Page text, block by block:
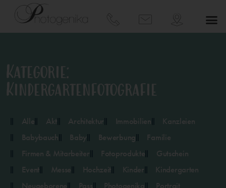
Kategorie:
Kindergartenfotografie
Alle Akt Architektur Immobilien
Kanzleien
Babybauch
Baby Bewerbung
Familie
Firmen & Mitarbeiter
Fotoprodukte
Gutschein
Event
Messe Hochzeit Kinder
Kindergarten
Neugeborene
Pass Photogenika Portrait